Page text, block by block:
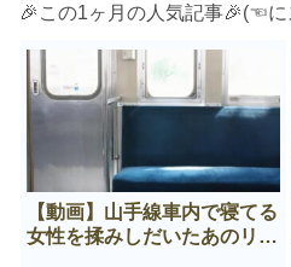
🎉この1ヶ月の人気記事🎉(☜に
【動画】山手線車内で寝てる
女性を揉みしだいたあのリー